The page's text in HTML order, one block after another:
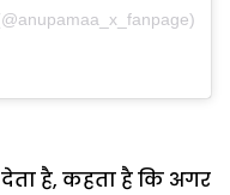
है, कहता है कि अगर